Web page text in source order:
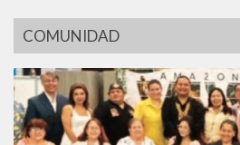
COMUNIDAD